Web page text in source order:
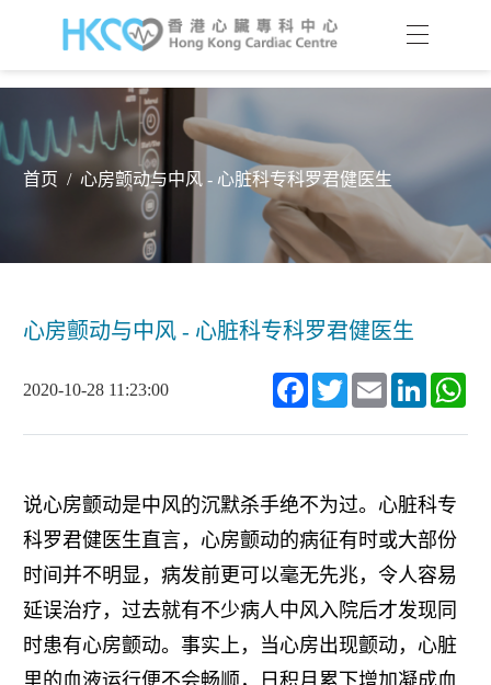
首页 / 心房颤动与中风 - 心脏科专科罗君健医生
心房颤动与中风 - 心脏科专科罗君健医生
2020-10-28 11:23:00 Facebook
TwitterEmail LinkedIn
说心房颤动是中风的沉默杀手绝不为过。心脏科专
科罗君健医生直言，心房颤动的病征有时或大部份
时间并不明显，病发前更可以毫无先兆，令人容易
延误治疗，过去就有不少病人中风入院后才发现同
时患有心房颤动。事实上，当心房出现颤动，心脏
里的血液运行便不会畅顺，日积月累下增加凝成血